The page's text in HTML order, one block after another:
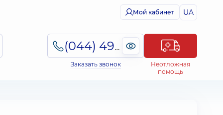
Мой кабинет UA
(044) 495-2-888
Заказать звонок
Неотложная
помощь